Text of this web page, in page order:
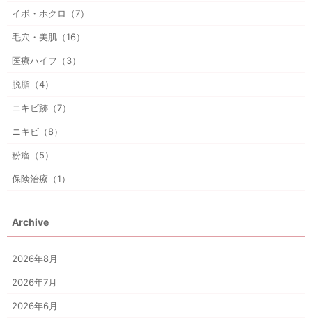
イボ・ホクロ（7）
毛穴・美肌（16）
医療ハイフ（3）
脱脂（4）
ニキビ跡（7）
ニキビ（8）
粉瘤（5）
保険治療（1）
Archive
2026年8月
2026年7月
2026年6月